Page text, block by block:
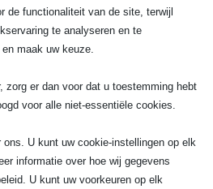

720 05 22
w
de functionaliteit van de site, terwijl
te analyseren en te
maak uw keuze.
zorg er dan voor dat u toestemming hebt
voor alle niet-essentiële cookies.
U kunt uw cookie-instellingen op elk
informatie over hoe wij gegevens
U kunt uw voorkeuren op elk